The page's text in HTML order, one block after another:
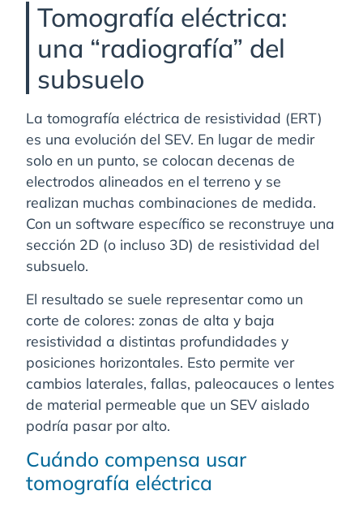
Tomografía eléctrica:
una “radiografía” del
subsuelo
La tomografía eléctrica de resistividad (ERT)
es una evolución del SEV. En lugar de medir
solo en un punto, se colocan decenas de
electrodos alineados en el terreno y se
realizan muchas combinaciones de medida.
Con un software específico se reconstruye una
sección 2D (o incluso 3D) de resistividad del
subsuelo.
El resultado se suele representar como un
corte de colores: zonas de alta y baja
resistividad a distintas profundidades y
posiciones horizontales. Esto permite ver
cambios laterales, fallas, paleocauces o lentes
de material permeable que un SEV aislado
podría pasar por alto.
Cuándo compensa usar
tomografía eléctrica